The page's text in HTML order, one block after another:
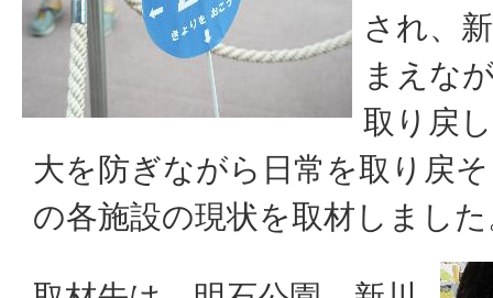
され、
まえな
取り戻
大を防ぎながら日常を取り戻
の各施設の現状を取材しまし